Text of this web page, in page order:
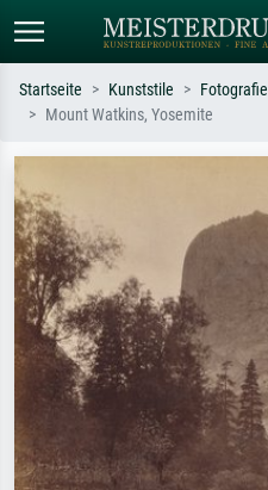
Sternennacht, Impressionismus, Welle
Hokusai, Akt.
Startseite Kunststile Fotografie
Mount Watkins, Yosemite